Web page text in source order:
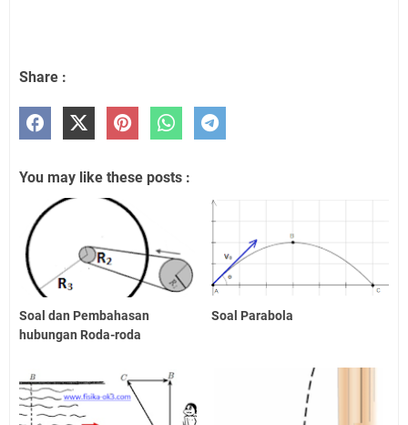
Share :
You may like these posts :
Soal dan Pembahasan
hubungan Roda-roda
Soal Parabola